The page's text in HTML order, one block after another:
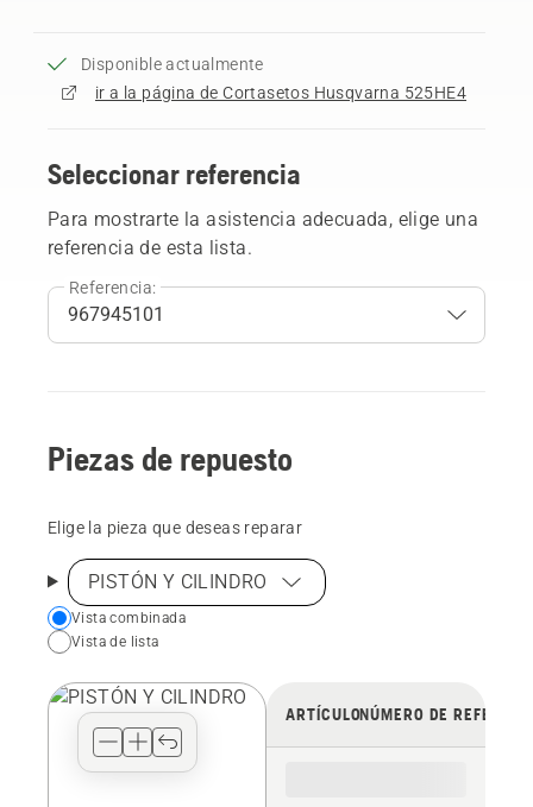
Disponible actualmente
ir a la página de Cortasetos Husqvarna 525HE4
Seleccionar referencia
Para mostrarte la asistencia adecuada, elige una
referencia de esta lista.
Referencia:
Piezas de repuesto
Elige la pieza que deseas reparar
PISTÓN Y CILINDRO
Choose
your
view
Vista combinada
Vista de lista
ARTÍCULONÚMERO DE